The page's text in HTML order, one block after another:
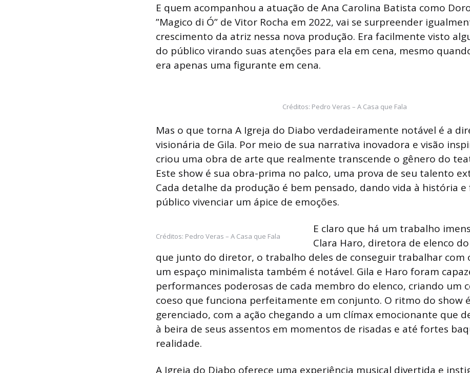
E quem acompanhou a atuação de Ana Carolina Batista como
”Magico di Ó” de Vitor Rocha em 2022, vai se surpreender
crescimento da atriz nessa nova produção. Era facilmente visto
do público virando suas atenções para ela em cena, mesmo
era apenas uma figurante em cena.
Créditos: Pedro Veras – A Casa que Fala
Mas o que torna A Igreja do Diabo verdadeiramente notável é a
visionária de Gila. Por meio de sua narrativa inovadora e visão
criou uma obra de arte que realmente transcende o gênero do
Este show é sua obra-prima no palco, uma prova de seu talento
Cada detalhe da produção é bem pensado, dando vida à história e
público vivenciar um ápice de emoções.
Créditos: Pedro Veras – A Casa que Fala
E claro que há um trabalho
Clara Haro, diretora de elenco
que junto do diretor, o trabalho deles de conseguir trabalhar com
um espaço minimalista também é notável. Gila e Haro foram
performances poderosas de cada membro do elenco, criando um
coeso que funciona perfeitamente em conjunto. O ritmo do show
gerenciado, com a ação chegando a um clímax emocionante que
à beira de seus assentos em momentos de risadas e até fortes
realidade.
A Igreja do Diabo oferece uma experiência musical divertida e